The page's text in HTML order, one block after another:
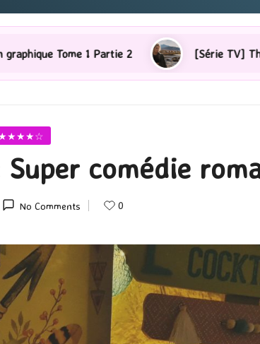
2 [Série TV] The Madison : J’ai adoré !
comédie
No Comments 0